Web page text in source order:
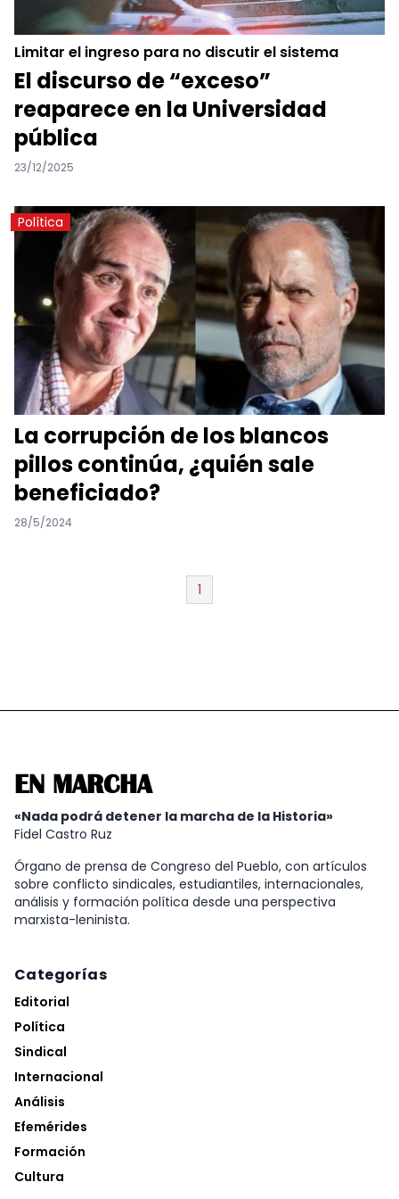
Limitar el ingreso para no discutir el sistema
El discurso de “exceso”
reaparece en la Universidad
pública
23/12/2025
Política
La corrupción de los blancos
pillos continúa, ¿quién sale
beneficiado?
28/5/2024
1
EN MARCHA
«Nada podrá detener la marcha de la Historia»
Fidel Castro Ruz
Órgano de prensa de Congreso del Pueblo, con artículos
sobre conflicto sindicales, estudiantiles, internacionales,
análisis y formación política desde una perspectiva
marxista-leninista.
Categorías
Editorial
Política
Sindical
Internacional
Análisis
Efemérides
Formación
Cultura